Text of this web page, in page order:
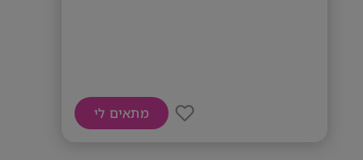
מתאים לי